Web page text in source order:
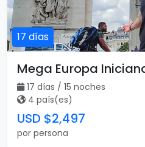
17 días
Mega Europa
17 días / 15 noches
4 país(es)
USD $2,497
por persona